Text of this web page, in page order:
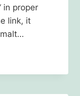
in proper
link, it